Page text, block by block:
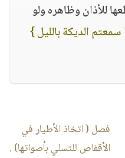
للأذان وظاهره ولو
سمعتم الديكة بالليل }
فصل ( اتخاذ الأطيار في
الأقفاص للتسلي بأصواتها) .